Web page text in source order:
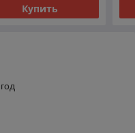
Купить